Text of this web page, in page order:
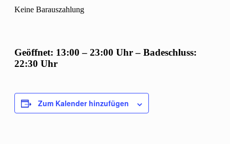
Keine Barauszahlung
Geöffnet: 13:00 – 23:00 Uhr – Badeschluss:
22:30 Uhr
Zum Kalender hinzufügen